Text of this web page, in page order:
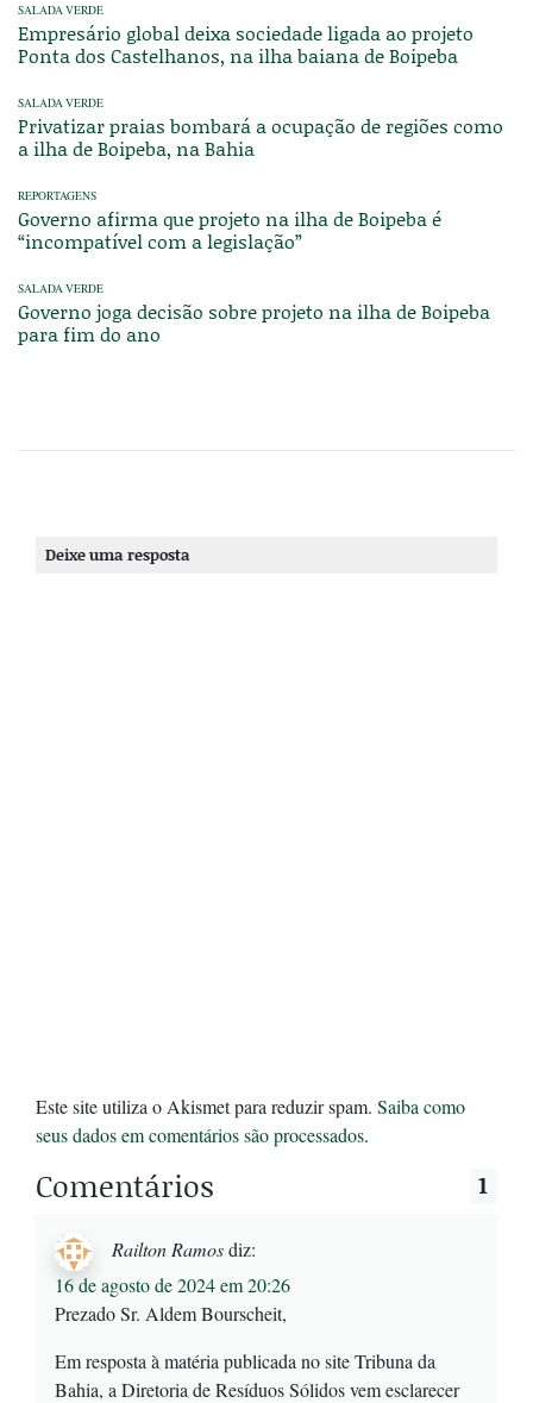
SALADA VERDE
Empresário global deixa sociedade ligada ao projeto
Ponta dos Castelhanos, na ilha baiana de Boipeba
SALADA VERDE
Privatizar praias bombará a ocupação de regiões como
a ilha de Boipeba, na Bahia
REPORTAGENS
Governo afirma que projeto na ilha de Boipeba é
“incompatível com a legislação”
SALADA VERDE
Governo joga decisão sobre projeto na ilha de Boipeba
para fim do ano
Deixe uma resposta
Este site utiliza o Akismet para reduzir spam. Saiba como
seus dados em comentários são processados.
Comentários 1
Railton Ramosdiz:
16 de agosto de 2024 em 20:26
Prezado Sr. Aldem Bourscheit,
Em resposta à matéria publicada no site Tribuna da
Bahia, a Diretoria de Resíduos Sólidos vem esclarecer